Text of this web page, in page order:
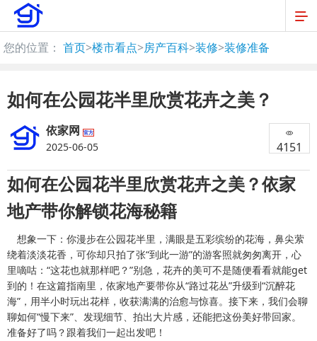
您的位置： 首页>楼市看点>房产百科>装修>装修准备
如何在公园花半里欣赏花卉之美？
依家网 官方
2025-06-05 4151
如何在公园花半里欣赏花卉之美？依家
地产带你解锁花海秘籍
想象一下：你漫步在公园花半里，满眼是五彩缤纷的花海，鼻尖萦
绕着淡淡花香，可你却只拍了张“到此一游”的游客照就匆匆离开，心
里嘀咕：“这花也就那样吧？”别急，花卉的美可不是随便看看就能get
到的！在这篇指南里，依家地产要带你从“路过花丛”升级到“沉醉花
海”，用半小时玩出花样，收获满满的治愈与惊喜。接下来，我们会聊
聊如何“慢下来”、发现细节、拍出大片感，还能把这份美好带回家。
准备好了吗？跟着我们一起出发吧！